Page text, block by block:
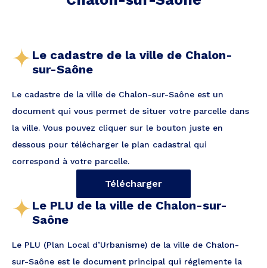
Le cadastre de la ville de Chalon-
sur-Saône
Le cadastre de la ville de Chalon-sur-Saône est un
document qui vous permet de situer votre parcelle dans
la ville. Vous pouvez cliquer sur le bouton juste en
dessous pour télécharger le plan cadastral qui
correspond à votre parcelle.
Télécharger
Le PLU de la ville de Chalon-sur-
Saône
Le PLU (Plan Local d’Urbanisme) de la ville de Chalon-
sur-Saône est le document principal qui réglemente la